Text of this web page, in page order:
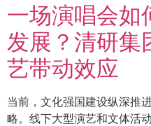
一场演唱会如
发展？清研集
艺带动效应
当前，文化强国建设纵深推
略。线下大型演艺和文体活